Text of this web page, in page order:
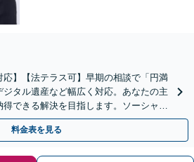
応】【法テラス可】早期の相談で「円満
タル遺産など幅広く対応。あなたの主
できる解決を目指します。ソーシャル
面談可｜24時間受付】
料金表を見る